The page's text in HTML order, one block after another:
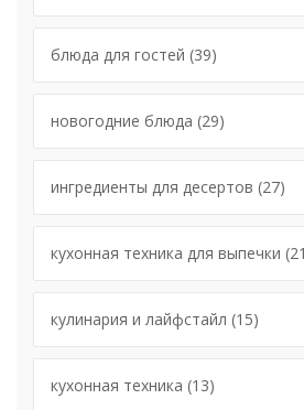
блюда для гостей (39)
новогодние блюда (29)
ингредиенты для десертов (27)
кухонная техника для выпечки
кулинария и лайфстайл (15)
кухонная техника (13)